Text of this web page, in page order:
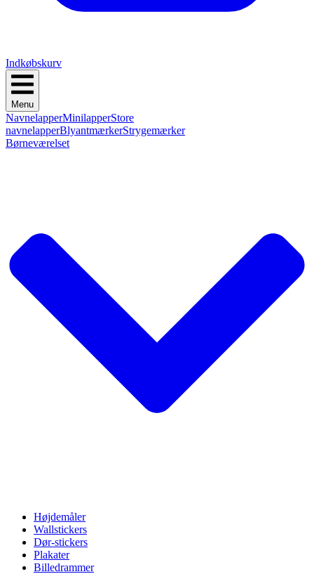
Indkøbskurv
Menu
NavnelapperMinilapperStore
navnelapperBlyantmærkerStrygemærker
Børneværelset
Højdemåler
Wallstickers
Dør-stickers
Plakater
Billedrammer